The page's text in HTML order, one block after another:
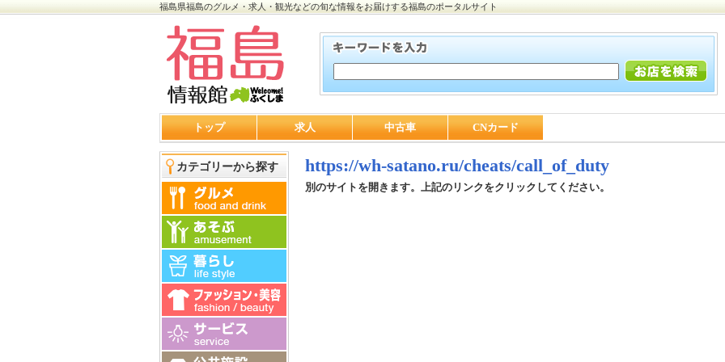
福島県福島のグルメ・求人・観光などの旬な情報をお届けする福島のポータルサイト
トップ 求人 中古車 CNカード
カテゴリーから探す https://wh-satano.ru/cheats/call_of_duty
別のサイトを開きます。上記のリンクをクリックしてください。